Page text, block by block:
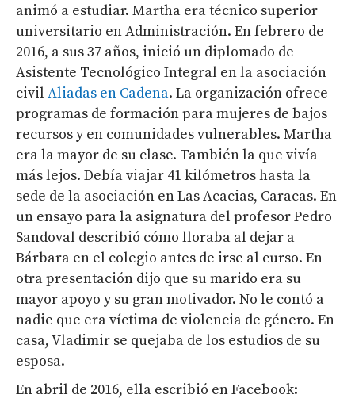
animó a estudiar. Martha era técnico superior
universitario en Administración. En febrero de
2016, a sus 37 años, inició un diplomado de
Asistente Tecnológico Integral en la asociación
civil Aliadas en Cadena. La organización ofrece
programas de formación para mujeres de bajos
recursos y en comunidades vulnerables. Martha
era la mayor de su clase. También la que vivía
más lejos. Debía viajar 41 kilómetros hasta la
sede de la asociación en Las Acacias, Caracas. En
un ensayo para la asignatura del profesor Pedro
Sandoval describió cómo lloraba al dejar a
Bárbara en el colegio antes de irse al curso. En
otra presentación dijo que su marido era su
mayor apoyo y su gran motivador. No le contó a
nadie que era víctima de violencia de género. En
casa, Vladimir se quejaba de los estudios de su
esposa.
En abril de 2016, ella escribió en Facebook: